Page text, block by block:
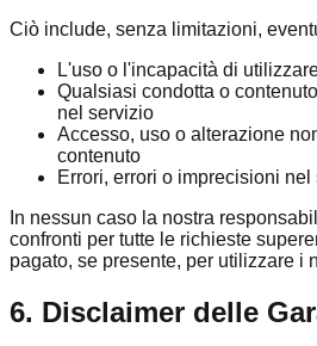
Ciò include, senza limitazioni,
L'uso o l'incapacità di
Qualsiasi condotta o
nel servizio
Accesso, uso o alterazione
contenuto
Errori, errori o imprecisioni nel
In nessun caso la nostra
confronti per tutte le richieste
pagato, se presente, per utilizzare i
6. Disclaimer delle